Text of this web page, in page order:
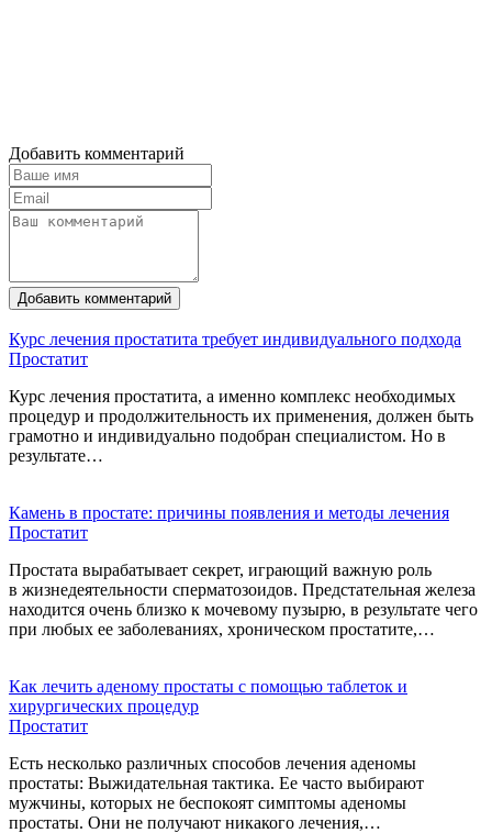
Добавить комментарий
Добавить комментарий
Курс лечения простатита требует индивидуального подхода
Простатит
Курс лечения простатита, а именно комплекс необходимых
процедур и продолжительность их применения, должен быть
грамотно и индивидуально подобран специалистом. Но в
результате…
Камень в простате: причины появления и методы лечения
Простатит
Простата вырабатывает секрет, играющий важную роль
в жизнедеятельности сперматозоидов. Предстательная железа
находится очень близко к мочевому пузырю, в результате чего
при любых ее заболеваниях, хроническом простатите,…
Как лечить аденому простаты с помощью таблеток и
хирургических процедур
Простатит
Есть несколько различных способов лечения аденомы
простаты: Выжидательная тактика. Ее часто выбирают
мужчины, которых не беспокоят симптомы аденомы
простаты. Они не получают никакого лечения,…